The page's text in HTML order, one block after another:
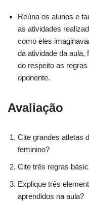
Reúna os alunos e
as atividades
como eles
da atividade da aula,
do respeito as
oponente.
Avaliação
Cite grandes atletas
feminino?
Cite três regras
Explique três
aprendidos na aula?